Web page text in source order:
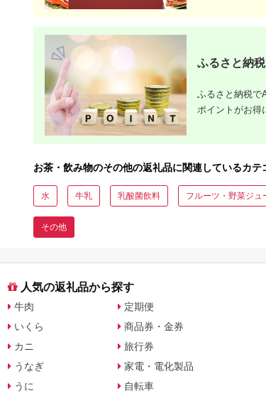
ふるさと納
ふるさと納税で
ポイントがお得
お茶・飲み物のその他の返礼品に関連しているカテ
水 牛乳 乳酸菌飲料 フルーツ・野菜ジュ
その他
人気の返礼品から探す
牛肉
いくら
カニ
うなぎ
うに
定期便
商品券・金券
旅行券
家電・電化製品
自転車